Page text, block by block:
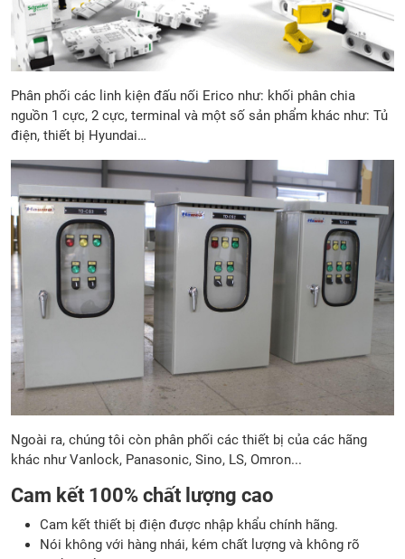
Phân phối các linh kiện đấu nối Erico như: khối phân chia
nguồn 1 cực, 2 cực, terminal và một số sản phẩm khác như: Tủ
điện, thiết bị Hyundai…
Ngoài ra, chúng tôi còn phân phối các thiết bị của các hãng
khác như Vanlock, Panasonic, Sino, LS, Omron...
Cam kết 100% chất lượng cao
Cam kết thiết bị điện được nhập khẩu chính hãng.
Nói không với hàng nhái, kém chất lượng và không rõ